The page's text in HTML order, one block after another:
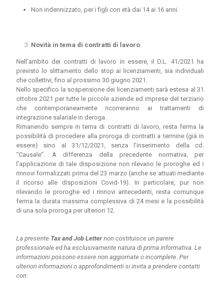
Non indennizzato, per i figli con età dai 14 ai 16 anni.
Novità in tema di contratti di lavoro
Nell’ambito dei contratti di lavoro in essere, il D.L. 41/2021 ha
previsto lo slittamento dello stop ai licenziamenti, sia individuali
che collettivi, fino al prossimo 30 giugno 2021.
Nello specifico la sospensione dei licenziamenti sarà estesa al 31
ottobre 2021 per tutte le piccole aziende ed imprese del terziario
che contemporaneamente ricorreranno ai trattamenti di
integrazione salariale in deroga.
Rimanendo sempre in tema di contratti di lavoro, resta ferma la
possibilità di procedere alla proroga di contratti a termine (già in
essere) sino al 31/12/2021, senza l’inserimento della cd.
“Causale”. A differenza della precedente normativa, per
l’applicazione di tale disposizione non rilevano le proroghe ed i
rinnovi formalizzati prima del 23 marzo (anche se attuati mediante
il ricorso alle disposizioni Covid-19). In particolare, pur non
rilevando le proroghe ed i rinnovi antecedenti, resta comunque
ferma la durata massima complessiva di 24 mesi e la possibilità
di una sola proroga per ulteriori 12.
La presente Tax and Job Letter non costituisce un parere
professionale ed ha esclusivamente natura di prima informativa. Le
informazioni possono essere non aggiornate o incomplete. Per
ulteriori informazioni o approfondimenti si invita a prendere contatti
con: